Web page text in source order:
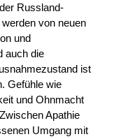
Russland-
von neuen
und
auch die
ist
Gefühle wie
und Ohnmacht
Apathie
Umgang mit